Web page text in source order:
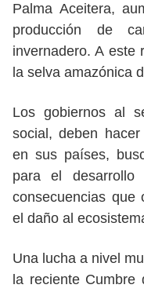
Palma Aceitera,
producción de
invernadero. A este
la selva amazónica
Los gobiernos al
social, deben
en sus países,
para el
consecuencias que
el daño al
Una lucha a nivel
la reciente Cumbre